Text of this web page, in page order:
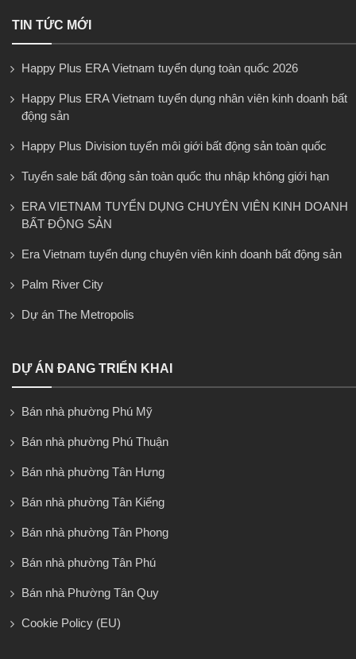
TIN TỨC MỚI
Happy Plus ERA Vietnam tuyển dụng toàn quốc 2026
Happy Plus ERA Vietnam tuyển dụng nhân viên kinh doanh bất
động sản
Happy Plus Division tuyển môi giới bất động sản toàn quốc
Tuyển sale bất động sản toàn quốc thu nhập không giới hạn
ERA VIETNAM TUYỂN DỤNG CHUYÊN VIÊN KINH DOANH
BẤT ĐỘNG SẢN
Era Vietnam tuyển dụng chuyên viên kinh doanh bất động sản
Palm River City
Dự án The Metropolis
DỰ ÁN ĐANG TRIỂN KHAI
Bán nhà phường Phú Mỹ
Bán nhà phường Phú Thuận
Bán nhà phường Tân Hưng
Bán nhà phường Tân Kiểng
Bán nhà phường Tân Phong
Bán nhà phường Tân Phú
Bán nhà Phường Tân Quy
Cookie Policy (EU)